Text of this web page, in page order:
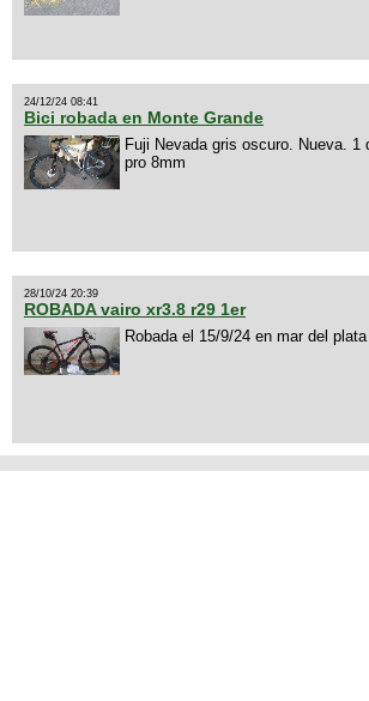
24/12/24 08:41
Bici robada en Monte Grande
Fuji Nevada gris oscuro. Nueva. 1
pro 8mm
28/10/24 20:39
ROBADA vairo xr3.8 r29 1er
Robada el 15/9/24 en mar del